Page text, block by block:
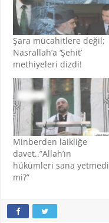
Şara mücahitlere değil;
Nasrallah’a ‘Şehit’
methiyeleri dizdi!
Minberden laikliğe
davet..”Allah’ın
hükümleri sana yetmedi
mi?”